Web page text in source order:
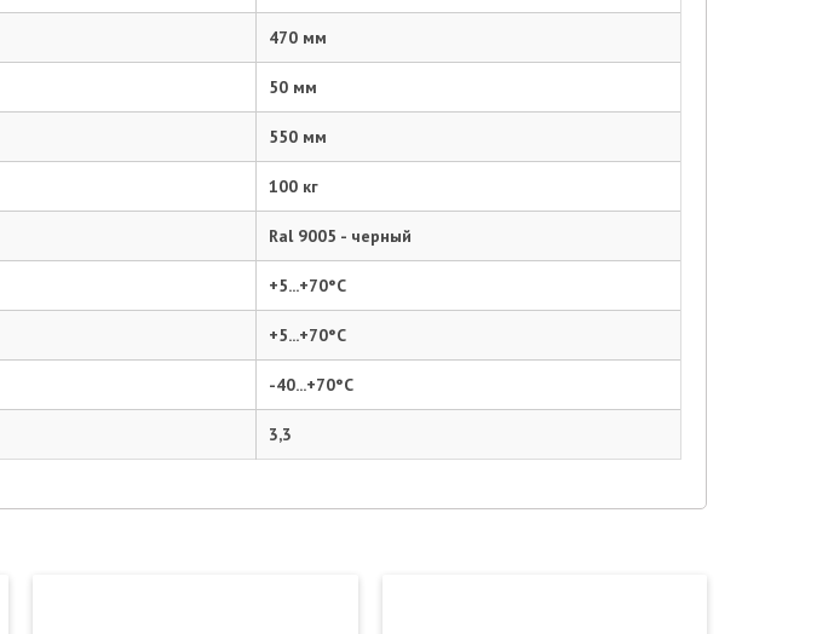
470 мм
50 мм
550 мм
100 кг
Ral 9005 - черный
+5...+70°C
+5...+70°C
-40...+70°C
3,3